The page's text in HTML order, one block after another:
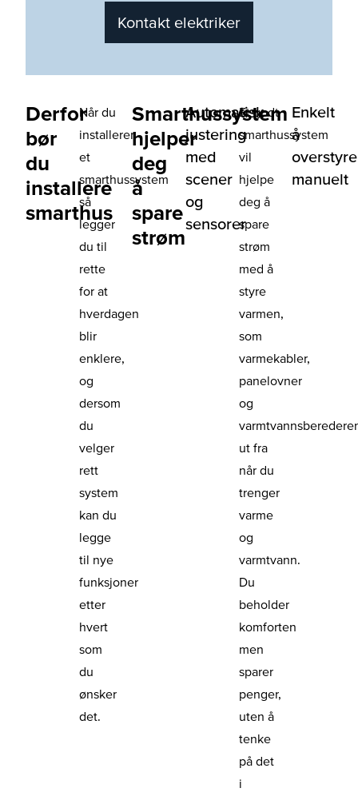
Kontakt elektriker
Derfor
bør
du
installere
smarthus
Når du
installerer
et
smarthussystem
så
legger
du til
rette
for at
hverdagen
blir
enklere,
og
dersom
du
velger
rett
system
kan du
legge
til nye
funksjoner
etter
hvert
som
du
ønsker
det.
Smarthussystem
hjelper
deg
å
spare
strøm
Automatisk
justering
med
scener
og
sensorer
Et godt
smarthussystem
vil
hjelpe
deg å
spare
strøm
med å
styre
varmen,
som
varmekabler,
panelovner
og
ut fra
når du
trenger
varme
og
varmtvann.
Du
beholder
komforten
men
sparer
penger,
uten å
tenke
på det
i
Enkelt
å
overstyre
manuelt